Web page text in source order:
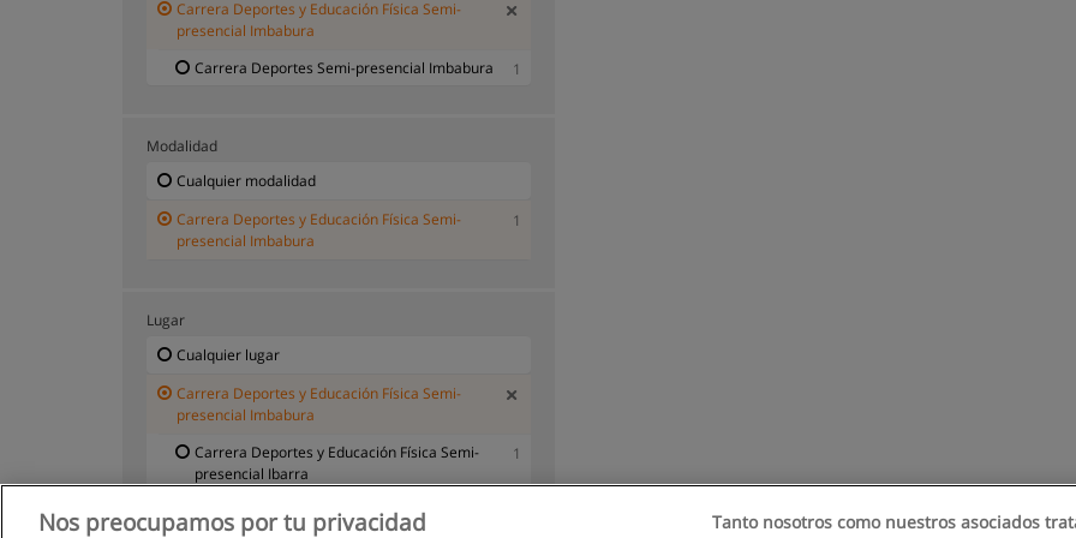
Carrera Deportes y Educación Física Semi-
presencial Imbabura
Carrera Deportes Semi-presencial Imbabura
1
Modalidad
Cualquier modalidad
Carrera Deportes y Educación Física Semi-
presencial Imbabura
1
Lugar
Cualquier lugar
Carrera Deportes y Educación Física Semi-
presencial Imbabura
Carrera Deportes y Educación Física Semi-
presencial Ibarra
1
Nos preocupamos por tu privacidad Tanto nosotros como nuestros asociados